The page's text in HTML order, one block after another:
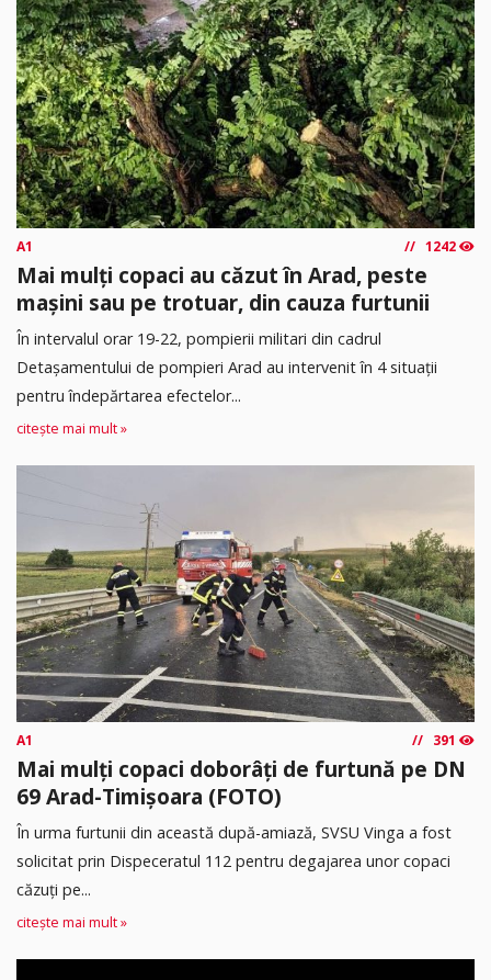
A1 1242
Mai mulți copaci au căzut în Arad, peste
mașini sau pe trotuar, din cauza furtunii
În intervalul orar 19-22, pompierii militari din cadrul
Detașamentului de pompieri Arad au intervenit în 4 situații
pentru îndepărtarea efectelor...
citește mai mult »
A1 391
Mai mulți copaci doborâți de furtună pe DN
69 Arad-Timișoara (FOTO)
În urma furtunii din această după-amiază, SVSU Vinga a fost
solicitat prin Dispeceratul 112 pentru degajarea unor copaci
căzuți pe...
citește mai mult »